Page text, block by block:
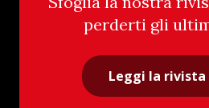
perderti gli
Leggi la rivista